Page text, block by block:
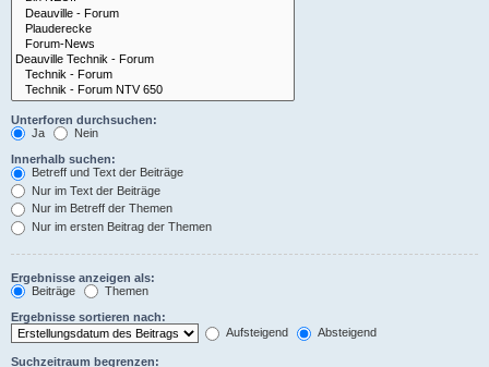
Unterforen durchsuchen:
Ja
Nein
Innerhalb suchen:
Betreff und Text der Beiträge
Nur im Text der Beiträge
Nur im Betreff der Themen
Nur im ersten Beitrag der Themen
Ergebnisse anzeigen als:
Beiträge
Themen
Ergebnisse sortieren nach:
Aufsteigend
Absteigend
Suchzeitraum begrenzen: